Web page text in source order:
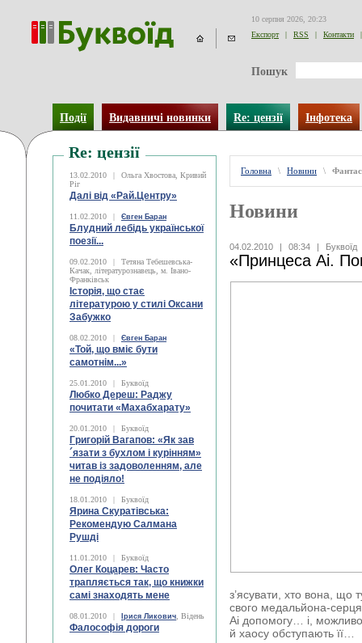
10 серпня 2026, 20:23
Експорт
| RSS | Контакти |
Пошук
Події Видавничі новинки Re: цензії Інфотека
Re: цензії
13.02.2010 |
Ольга Хвостова, Кривий
Ріг
Далі від «Рай.Центру»
11.02.2010 | Євген Баран
Блудний лебідь української
поезії...
09.02.2010 |
Тетяна Тебешевська-
Качак, літературознавець, м. Івано-
Франківськ
Історія, що стає
літературою у стилі Оксани
Забужко
08.02.2010 | Євген Баран
«Той, що вміє бути
самотнім...»
25.01.2010 | Буквоїд
Любко Дереш: Раджу
почитати «Махабхарату»
20.01.2010 | Буквоїд
Григорій Вагапов: «Як зав
´язати з бухлом і курінням»
читав із задоволенням, але
не подіяло!
18.01.2010 | Буквоїд
Ярина Скуратівська:
Рекомендую Салмана
Рушді
11.01.2010 | Буквоїд
Олег Коцарев: Часто
трапляється так, що книжки
самі знаходять мене
08.01.2010 | Ірися Ликович , Відень
Фалософія дороги
Головна \ Новини \
Новини
04.02.2010 | 08:34 | Буквоїд
«Принцеса Аі.
з’ясувати, хто вона, що
свого медальйона-
Аі допомогу… і,
й хаосу обступають її…